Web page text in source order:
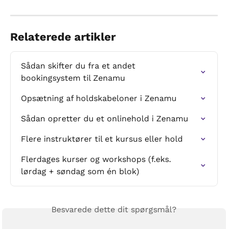
Relaterede artikler
Sådan skifter du fra et andet
bookingsystem til Zenamu
Opsætning af holdskabeloner i Zenamu
Sådan opretter du et onlinehold i Zenamu
Flere instruktører til et kursus eller hold
Flerdages kurser og workshops (f.eks.
lørdag + søndag som én blok)
Besvarede dette dit spørgsmål?